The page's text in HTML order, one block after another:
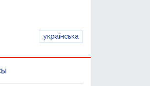
українська